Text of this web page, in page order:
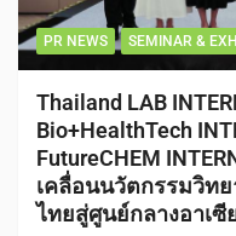
PR NEWS SEMINAR &
Thailand LAB
Bio+HealthTech
FutureCHEM
เคลื่อนนวัตกรรมวิท
ไทยสู่ศูนย์กลางอาเซี